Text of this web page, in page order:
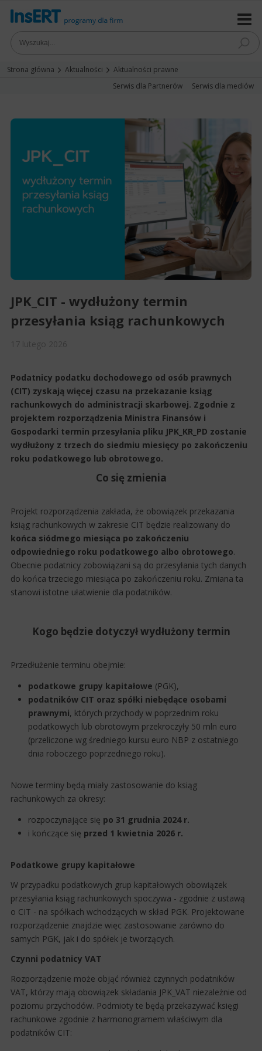
Strona główna Aktualności
Aktualności prawne
Serwis dla Partnerów
Serwis dla mediów
JPK_CIT - wydłużony termin
przesyłania ksiąg rachunkowych
Podatnicy podatku dochodowego od osób prawnych
(CIT) zyskają więcej czasu na przekazanie ksiąg
rachunkowych do administracji skarbowej. Zgodnie z
projektem rozporządzenia Ministra Finansów i
Gospodarki termin przesyłania pliku JPK_KR_PD zostanie
wydłużony z trzech do siedmiu miesięcy po zakończeniu
roku podatkowego lub obrotowego.
Co się zmienia
Projekt rozporządzenia zakłada, że obowiązek przekazania
ksiąg rachunkowych w zakresie CIT będzie realizowany do
końca siódmego miesiąca po zakończeniu
odpowiedniego roku podatkowego albo obrotowego.
Obecnie podatnicy zobowiązani są do przesyłania tych danych
do końca trzeciego miesiąca po zakończeniu roku. Zmiana ta
stanowi istotne ułatwienie dla podatników.
Kogo będzie dotyczył wydłużony termin
Przedłużenie terminu obejmie:
podatkowe grupy kapitałowe (PGK),
podatników CIT oraz spółki niebędące osobami
prawnymi, których przychody w poprzednim roku
podatkowych lub obrotowym przekroczyły 50 mln euro
(przeliczone wg średniego kursu euro NBP z ostatniego
dnia roboczego poprzedniego roku).
Nowe terminy będą miały zastosowanie do ksiąg
rachunkowych za okresy:
rozpoczynające się po 31 grudnia 2024 r.
i kończące się przed 1 kwietnia 2026 r.
Podatkowe grupy kapitałowe
W przypadku podatkowych grup kapitałowych obowiązek
przesyłania ksiąg rachunkowych spoczywa - zgodnie z ustawą
o CIT - na spółkach wchodzących w skład PGK. Projektowane
rozporządzenie znajdzie więc zastosowanie zarówno do
samych PGK, jak i do spółek je tworzących.
Czynni podatnicy VAT
Rozporządzenie może objąć również czynnych podatników
VAT, którzy mają obowiązek składania JPK_VAT niezależnie od
poziomu przychodów. Podmioty te będą przekazywać księgi
rachunkowe zgodnie z harmonogramem właściwym dla
podatników CIT: